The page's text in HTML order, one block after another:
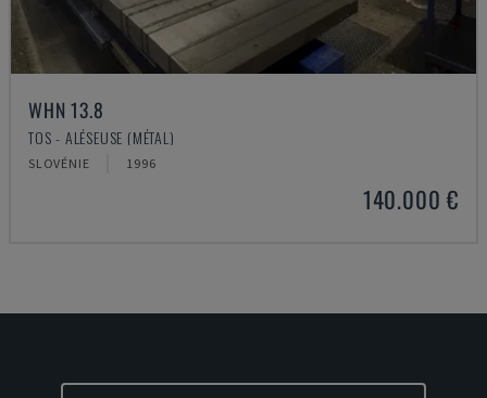
WHN 13.8
TOS - ALÉSEUSE (MÉTAL)
SLOVÉNIE 1996
140.000 €